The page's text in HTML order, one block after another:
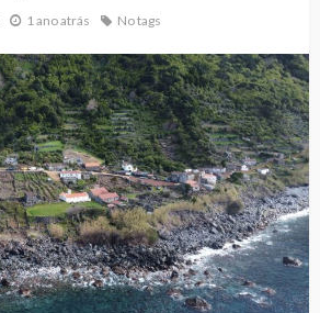
1 ano atrás No tags